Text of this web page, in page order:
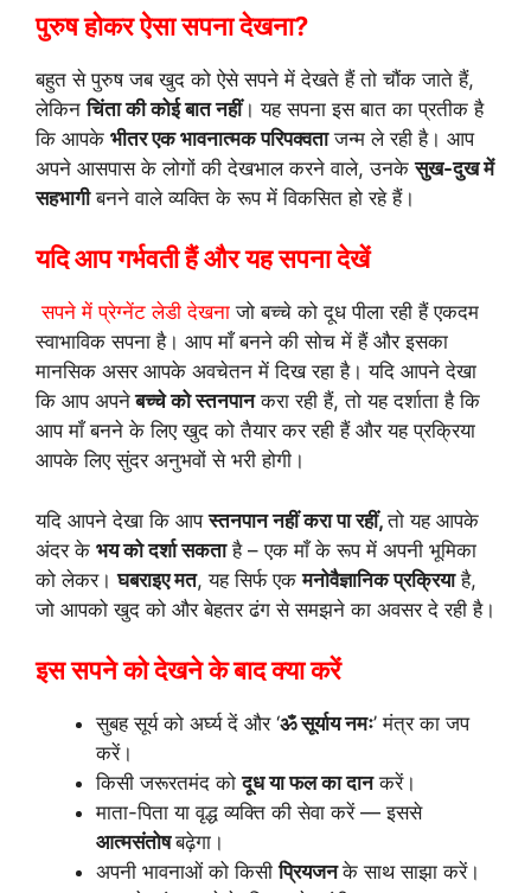
पुरुष होकर ऐसा सपना देखना?
बहुत से पुरुष जब खुद को ऐसे सपने में देखते हैं तो चौंक जाते हैं,
लेकिनचिंता की कोई बात नहीं। यह सपना इस बात का प्रतीक है
कि आपके भीतर एक भावनात्मक परिपक्वताजन्म ले रही है। आप
अपने आसपास के लोगों की देखभाल करने वाले, उनकेसुख-दुख में
सहभागीबनने वाले व्यक्ति के रूप में विकसित हो रहे हैं।
यदि आप गर्भवती हैं और यह सपना देखें
सपने में प्रेग्नेंट लेडी देखना जो बच्चे को दूध पीला रही हैं एकदम
स्वाभाविक सपना है। आप माँ बनने की सोच में हैं और इसका
मानसिक असर आपके अवचेतन में दिख रहा है। यदि आपने देखा
कि आप अपनेबच्चे को स्तनपानकरा रही हैं, तो यह दर्शाता है कि
आप माँ बनने के लिए खुद को तैयार कर रही हैं और यह प्रक्रिया
आपके लिए सुंदर अनुभवों से भरी होगी।
यदि आपने देखा कि आपस्तनपान नहीं करा पा रहीं,तो यह आपके
अंदर के भय को दर्शा सकताहै – एक माँ के रूप में अपनी भूमिका
को लेकर।घबराइए मत, यह सिर्फ एकमनोवैज्ञानिक प्रक्रियाहै,
जो आपको खुद को और बेहतर ढंग से समझने का अवसर दे रही है।
इस सपने को देखने के बाद क्या करें
सुबह सूर्य को अर्घ्य दें और ‘ॐ सूर्याय नमः’ मंत्र का जप
करें।
किसी जरूरतमंद कोदूध या फल का दानकरें।
माता-पिता या वृद्ध व्यक्ति की सेवा करें — इससे
आत्मसंतोषबढ़ेगा।
अपनी भावनाओं को किसीप्रियजनके साथ साझा करें।